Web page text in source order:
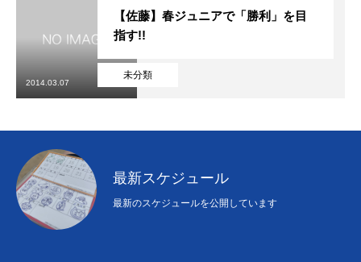
未分類
【佐藤】春ジュニアで「勝利」を目
指す!!
2014.03.07
最新スケジュール
最新のスケジュールを公開しています